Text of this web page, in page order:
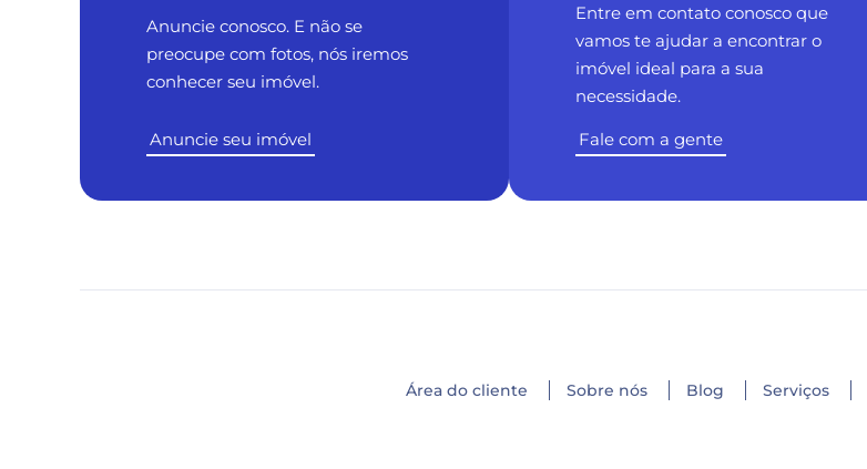
Anuncie conosco. E não se
preocupe com fotos, nós iremos
conhecer seu imóvel.
Anuncie seu imóvel
Entre em contato conosco que
vamos te ajudar a encontrar o
imóvel ideal para a sua
necessidade.
Fale com a gente
Área do cliente Sobre nós Blog Serviços